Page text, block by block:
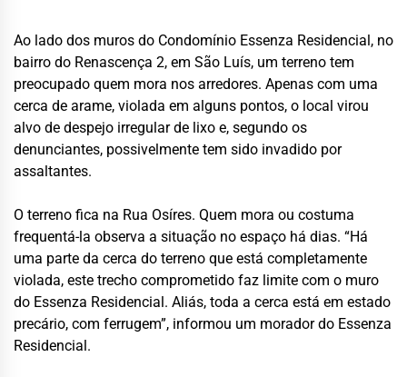
Ao lado dos muros do Condomínio Essenza Residencial, no
bairro do Renascença 2, em São Luís, um terreno tem
preocupado quem mora nos arredores. Apenas com uma
cerca de arame, violada em alguns pontos, o local virou
alvo de despejo irregular de lixo e, segundo os
denunciantes, possivelmente tem sido invadido por
assaltantes.
O terreno fica na Rua Osíres. Quem mora ou costuma
frequentá-la observa a situação no espaço há dias. “Há
uma parte da cerca do terreno que está completamente
violada, este trecho comprometido faz limite com o muro
do Essenza Residencial. Aliás, toda a cerca está em estado
precário, com ferrugem”, informou um morador do Essenza
Residencial.